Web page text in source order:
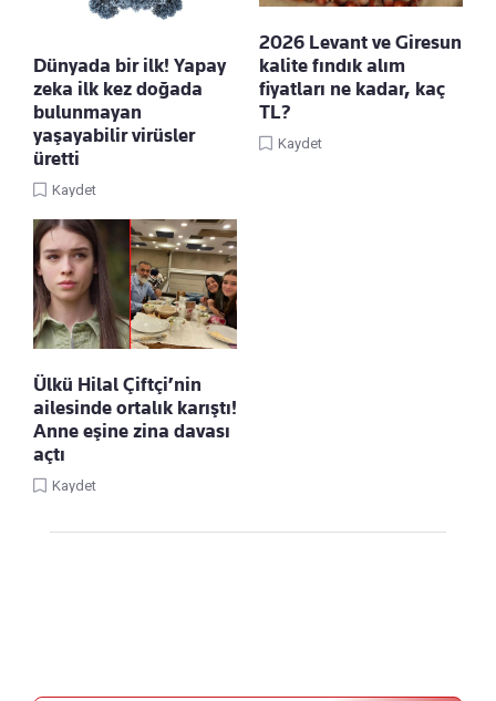
Dünyada bir ilk! Yapay
zeka ilk kez doğada
bulunmayan
yaşayabilir virüsler
üretti
Kaydet
2026 Levant ve Giresun
kalite fındık alım
fiyatları ne kadar, kaç
TL?
Kaydet
Ülkü Hilal Çiftçi’nin
ailesinde ortalık karıştı!
Anne eşine zina davası
açtı
Kaydet